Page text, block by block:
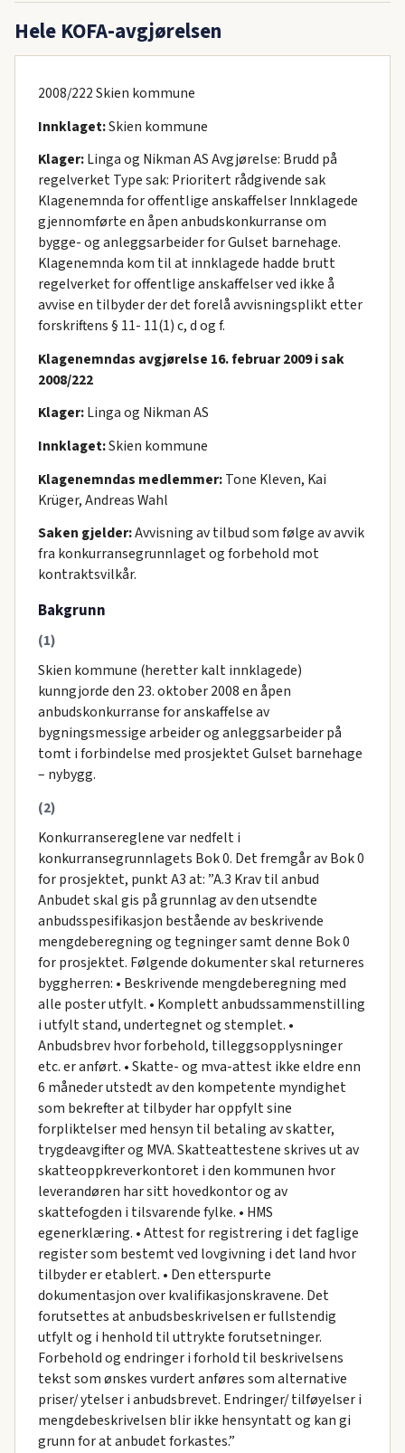
Hele KOFA-avgjørelsen
2008/222 Skien kommune
Innklaget:Skien kommune
Klager:Linga og Nikman AS Avgjørelse: Brudd på
regelverket Type sak: Prioritert rådgivende sak
Klagenemnda for offentlige anskaffelser Innklagede
gjennomførte en åpen anbudskonkurranse om
bygge- og anleggsarbeider for Gulset barnehage.
Klagenemnda kom til at innklagede hadde brutt
regelverket for offentlige anskaffelser ved ikke å
avvise en tilbyder der det forelå avvisningsplikt etter
forskriftens § 11- 11(1) c, d og f.
Klagenemndas avgjørelse 16. februar 2009 i sak
2008/222
Klager:Linga og Nikman AS
Innklaget:Skien kommune
Klagenemndas medlemmer:Tone Kleven, Kai
Krüger, Andreas Wahl
Saken gjelder:Avvisning av tilbud som følge av avvik
fra konkurransegrunnlaget og forbehold mot
kontraktsvilkår.
Bakgrunn
(1)
Skien kommune (heretter kalt innklagede)
kunngjorde den 23. oktober 2008 en åpen
anbudskonkurranse for anskaffelse av
bygningsmessige arbeider og anleggsarbeider på
tomt i forbindelse med prosjektet Gulset barnehage
– nybygg.
(2)
Konkurransereglene var nedfelt i
konkurransegrunnlagets Bok 0. Det fremgår av Bok 0
for prosjektet, punkt A3 at: ”A.3 Krav til anbud
Anbudet skal gis på grunnlag av den utsendte
anbudsspesifikasjon bestående av beskrivende
mengdeberegning og tegninger samt denne Bok 0
for prosjektet. Følgende dokumenter skal returneres
byggherren: • Beskrivende mengdeberegning med
alle poster utfylt. • Komplett anbudssammenstilling
i utfylt stand, undertegnet og stemplet. •
Anbudsbrev hvor forbehold, tilleggsopplysninger
etc. er anført. • Skatte- og mva-attest ikke eldre enn
6 måneder utstedt av den kompetente myndighet
som bekrefter at tilbyder har oppfylt sine
forpliktelser med hensyn til betaling av skatter,
trygdeavgifter og MVA. Skatteattestene skrives ut av
skatteoppkreverkontoret i den kommunen hvor
leverandøren har sitt hovedkontor og av
skattefogden i tilsvarende fylke. • HMS
egenerklæring. • Attest for registrering i det faglige
register som bestemt ved lovgivning i det land hvor
tilbyder er etablert. • Den etterspurte
dokumentasjon over kvalifikasjonskravene. Det
forutsettes at anbudsbeskrivelsen er fullstendig
utfylt og i henhold til uttrykte forutsetninger.
Forbehold og endringer i forhold til beskrivelsens
tekst som ønskes vurdert anføres som alternative
priser/ ytelser i anbudsbrevet. Endringer/ tilføyelser i
mengdebeskrivelsen blir ikke hensyntatt og kan gi
grunn for at anbudet forkastes.”